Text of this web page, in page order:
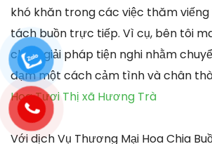
khó khăn trong các việc thăm
tách buồn trực tiếp. Vì cụ, bên tôi
chơi 1 giải pháp tiện nghi nhằm
đạm một cách cảm tình và chân
Hoa Tươi Thị xã Hương Trà
Với dịch Vụ Thương Mại Hoa Chia